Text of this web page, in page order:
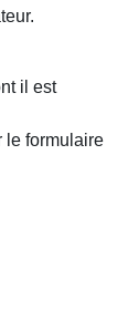
il est
le formulaire